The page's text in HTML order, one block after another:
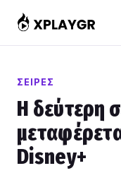
στο
περιεχόμενο
ΣΕΙΡΈΣ
Η δεύτερη
Disney+